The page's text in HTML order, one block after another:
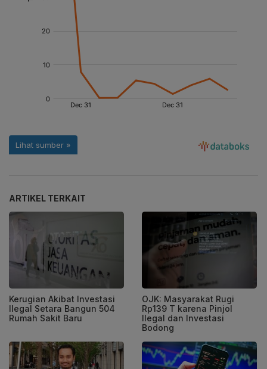
ARTIKEL TERKAIT
Kerugian Akibat Investasi
Ilegal Setara Bangun 504
Rumah Sakit Baru
OJK: Masyarakat Rugi
Rp139 T karena Pinjol
Ilegal dan Investasi
Bodong